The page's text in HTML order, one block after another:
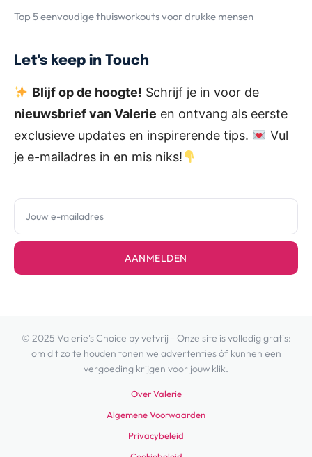
Top 5 eenvoudige thuisworkouts voor drukke mensen
Let's keep in Touch
Blijf op de hoogte! Schrijf je in voor de
nieuwsbrief van Valerie en ontvang als eerste
exclusieve updates en inspirerende tips.
Vul
je e-mailadres in en mis niks!
AANMELDEN
© 2025 Valerie's Choice by vetvrij - Onze site is volledig gratis:
om dit zo te houden tonen we advertenties óf kunnen een
vergoeding krijgen voor jouw klik.
Over Valerie
Algemene Voorwaarden
Privacybeleid